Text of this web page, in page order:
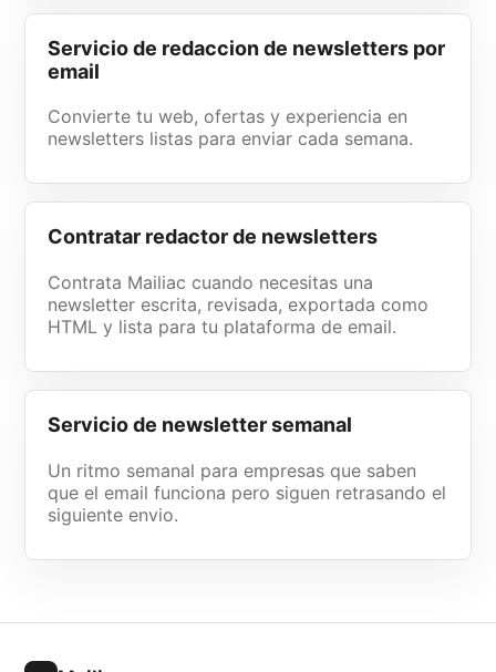
Servicio de redaccion de newsletters por
email
Convierte tu web, ofertas y experiencia en
newsletters listas para enviar cada semana.
Contratar redactor de newsletters
Contrata Mailiac cuando necesitas una
newsletter escrita, revisada, exportada como
HTML y lista para tu plataforma de email.
Servicio de newsletter semanal
Un ritmo semanal para empresas que saben
que el email funciona pero siguen retrasando el
siguiente envio.